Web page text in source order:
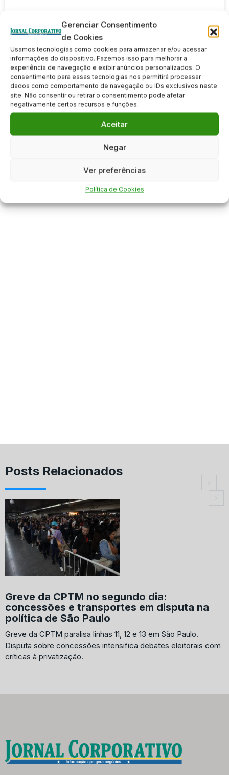
Gerenciar Consentimento
de Cookies
Usamos tecnologias como cookies para armazenar e/ou acessar
informações do dispositivo. Fazemos isso para melhorar a
experiência de navegação e exibir anúncios personalizados. O
consentimento para essas tecnologias nos permitirá processar
dados como comportamento de navegação ou IDs exclusivos neste
site. Não consentir ou retirar o consentimento pode afetar
negativamente certos recursos e funções.
Aceitar
Negar
Ver preferências
Política de Cookies
Posts Relacionados
Greve da CPTM no segundo dia:
concessões e transportes em disputa na
política de São Paulo
Greve da CPTM paralisa linhas 11, 12 e 13 em São Paulo.
Disputa sobre concessões intensifica debates eleitorais com
críticas à privatização.